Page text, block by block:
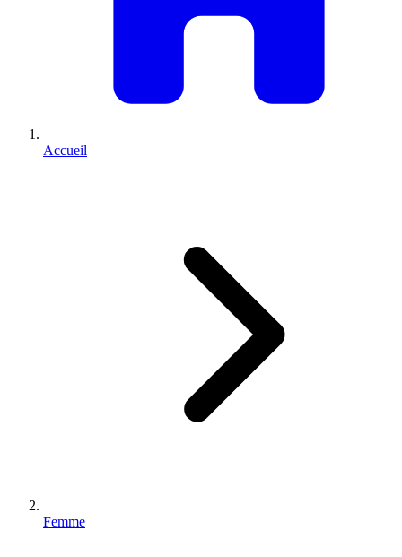
Accueil
Femme